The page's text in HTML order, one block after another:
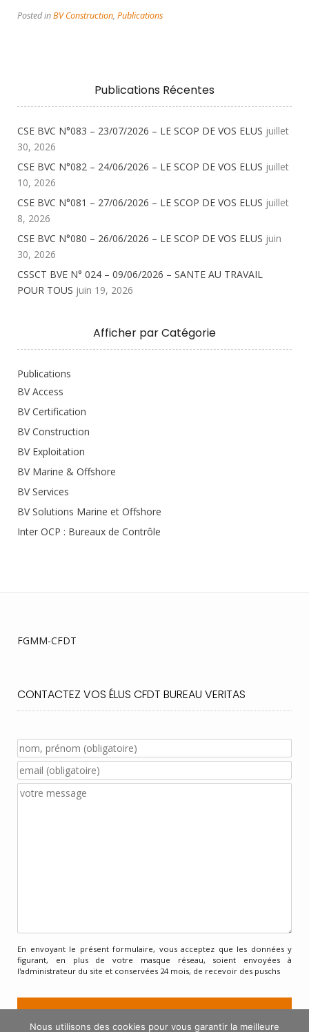
Posted inBV Construction, Publications
Publications Récentes
CSE BVC N°083 – 23/07/2026 – LE SCOP DE VOS ELUS juillet
30, 2026
CSE BVC N°082 – 24/06/2026 – LE SCOP DE VOS ELUS juillet
10, 2026
CSE BVC N°081 – 27/06/2026 – LE SCOP DE VOS ELUS juillet
8, 2026
CSE BVC N°080 – 26/06/2026 – LE SCOP DE VOS ELUS juin
30, 2026
CSSCT BVE N° 024 – 09/06/2026 – SANTE AU TRAVAIL
POUR TOUS juin 19, 2026
Afficher par Catégorie
Publications
BV Access
BV Certification
BV Construction
BV Exploitation
BV Marine & Offshore
BV Services
BV Solutions Marine et Offshore
Inter OCP : Bureaux de Contrôle
FGMM-CFDT
CONTACTEZ VOS ÉLUS CFDT BUREAU VERITAS
En envoyant le présent formulaire, vous acceptez que les données y
figurant, en plus de votre masque réseau, soient envoyées à
l'administrateur du site et conservées 24 mois, de recevoir des puschs
Nous utilisons des cookies pour vous garantir la meilleure